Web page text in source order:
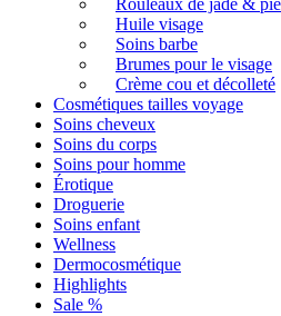
Rouleaux de jade &
Huile visage
Soins barbe
Brumes pour le visage
Crème cou et décolleté
Cosmétiques tailles voyage
Soins cheveux
Soins du corps
Soins pour homme
Érotique
Droguerie
Soins enfant
Wellness
Dermocosmétique
Highlights
Sale %